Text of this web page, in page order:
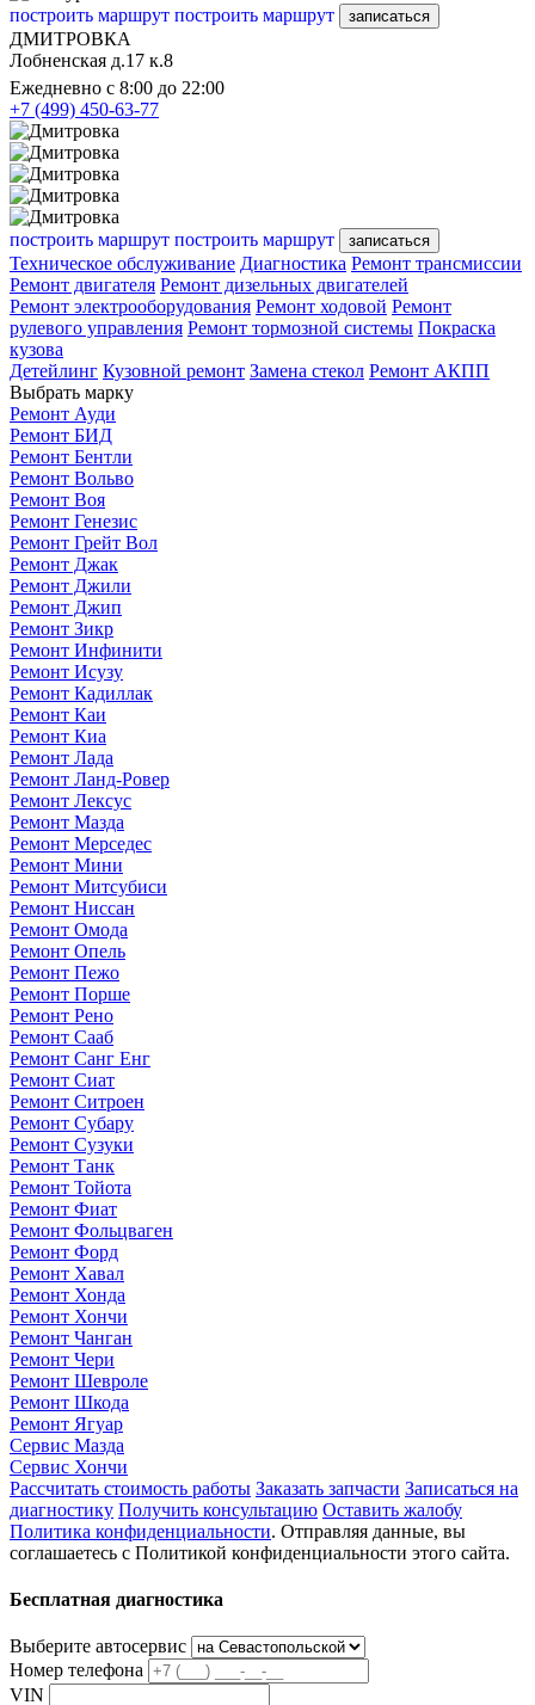
построить маршрут построить маршрут записаться
ДМИТРОВКА
Лобненская д.17 к.8
Ежедневно с 8:00 до 22:00
+7 (499) 450-63-77
построить маршрут построить маршрут записаться
Техническое обслуживание Диагностика Ремонт трансмиссии
Ремонт двигателя Ремонт дизельных двигателей
Ремонт электрооборудования Ремонт ходовой Ремонт
рулевого управления Ремонт тормозной системы Покраска
кузова
Детейлинг Кузовной ремонт Замена стекол Ремонт АКПП
Выбрать марку
Ремонт Ауди
Ремонт БИД
Ремонт Бентли
Ремонт Вольво
Ремонт Воя
Ремонт Генезис
Ремонт Грейт Вол
Ремонт Джак
Ремонт Джили
Ремонт Джип
Ремонт Зикр
Ремонт Инфинити
Ремонт Исузу
Ремонт Кадиллак
Ремонт Каи
Ремонт Киа
Ремонт Лада
Ремонт Ланд-Ровер
Ремонт Лексус
Ремонт Мазда
Ремонт Мерседес
Ремонт Мини
Ремонт Митсубиси
Ремонт Ниссан
Ремонт Омода
Ремонт Опель
Ремонт Пежо
Ремонт Порше
Ремонт Рено
Ремонт Сааб
Ремонт Санг Енг
Ремонт Сиат
Ремонт Ситроен
Ремонт Субару
Ремонт Сузуки
Ремонт Танк
Ремонт Тойота
Ремонт Фиат
Ремонт Фольцваген
Ремонт Форд
Ремонт Хавал
Ремонт Хонда
Ремонт Хончи
Ремонт Чанган
Ремонт Чери
Ремонт Шевроле
Ремонт Шкода
Ремонт Ягуар
Сервис Мазда
Сервис Хончи
Рассчитать стоимость работы Заказать запчасти Записаться на
диагностику Получить консультацию Оставить жалобу
Политика конфиденциальности. Отправляя данные, вы
соглашаетесь с Политикой конфиденциальности этого сайта.
Бесплатная диагностика
Выберите автосервис
Номер телефона
VIN